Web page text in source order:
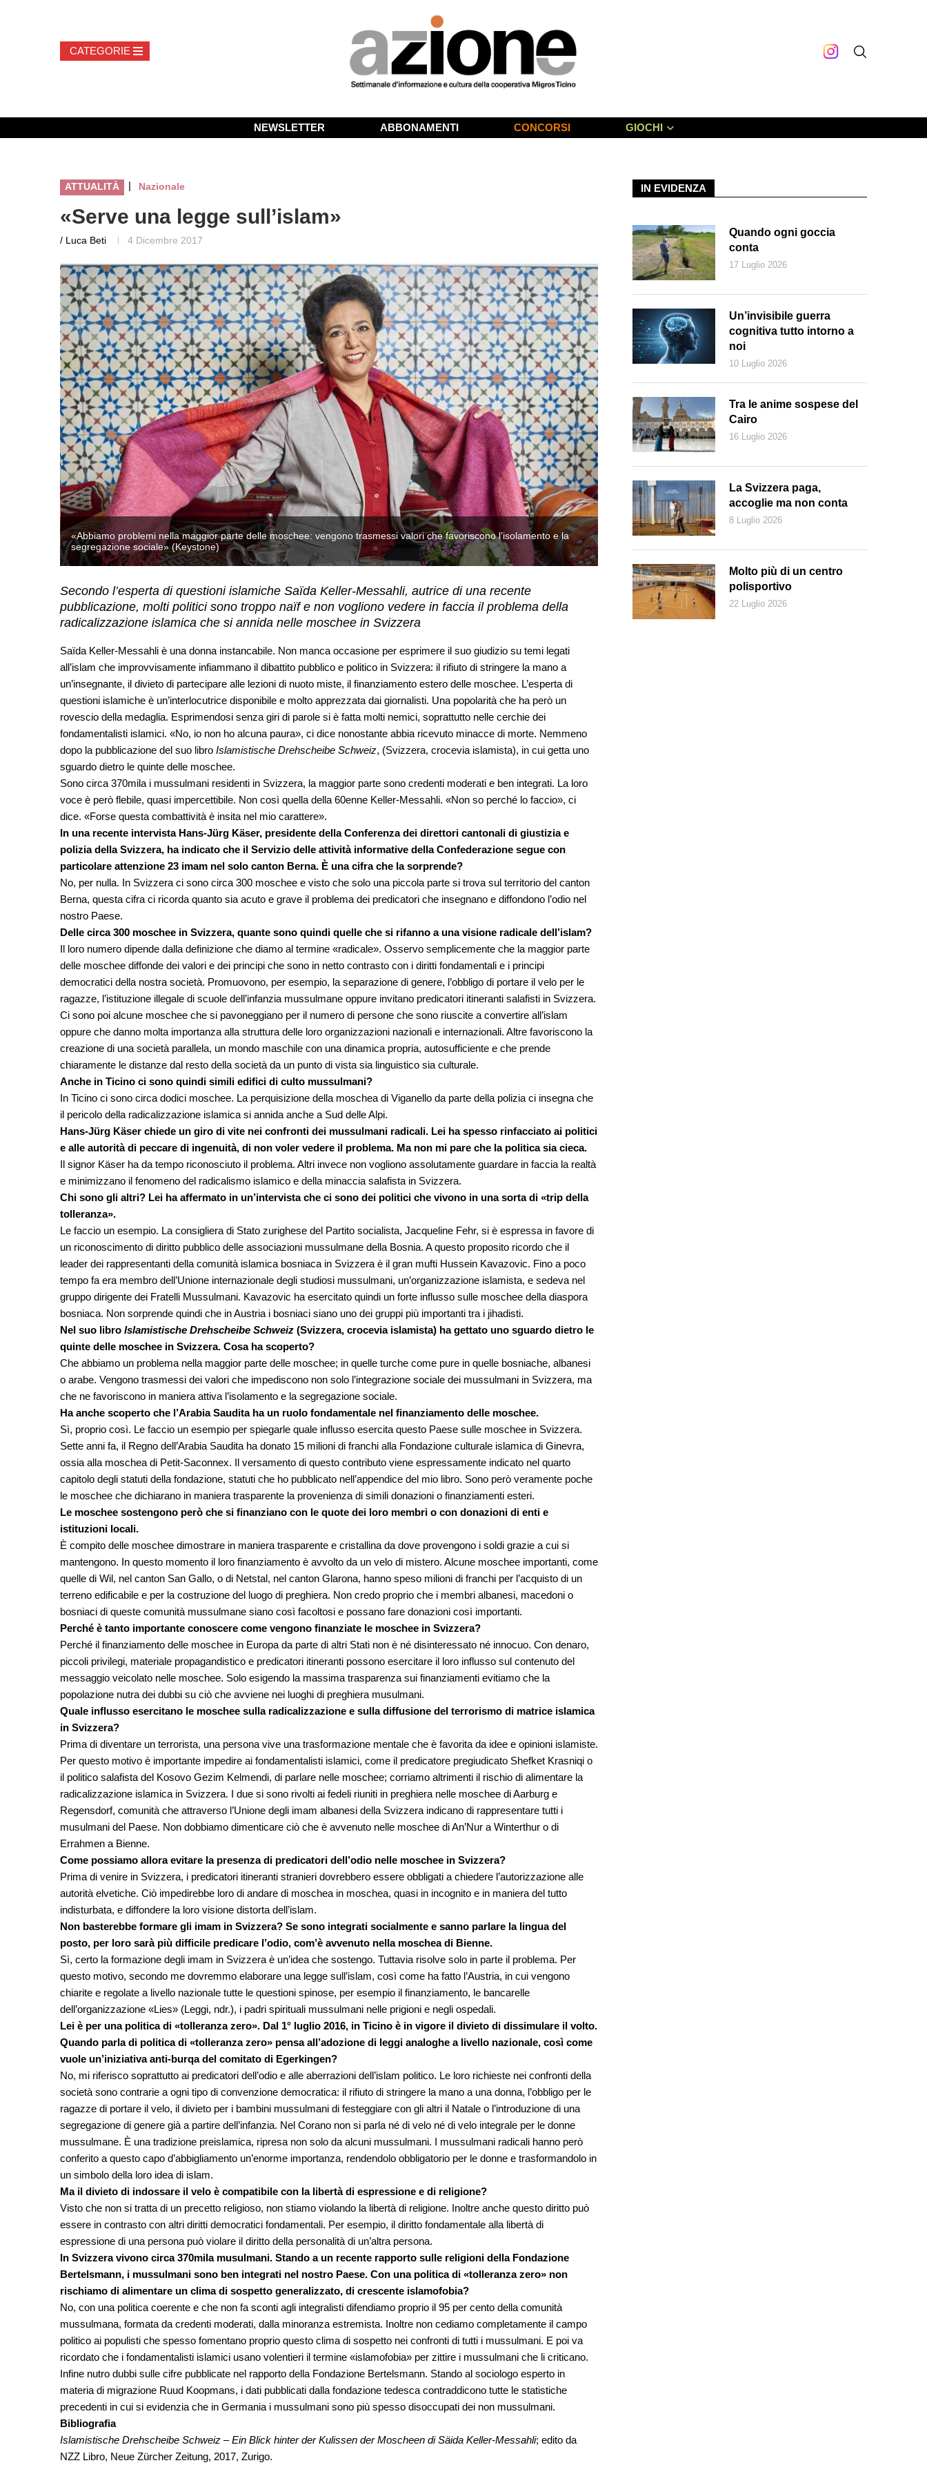
NEWSLETTER ABBONAMENTI CONCORSI GIOCHI
ATTUALITÀ | Nazionale
«Serve una legge sull’islam»
/ Luca Beti 4 Dicembre 2017
«Abbiamo problemi nella maggior parte delle moschee: vengono trasmessi valori che favoriscono l’isolamento e la
segregazione sociale» (Keystone)
«Abbiamo problemi nella maggior parte delle moschee: vengono
segregazione sociale» (Keystone)
Secondo l’esperta di questioni islamiche Saïda Keller-Messahli, autrice di una recente
pubblicazione, molti politici sono troppo naïf e non vogliono vedere in faccia il problema della
radicalizzazione islamica che si annida nelle moschee in Svizzera
Saïda Keller-Messahli è una donna instancabile. Non manca occasione per esprimere il suo giudizio su temi legati
all’islam che improvvisamente infiammano il dibattito pubblico e politico in Svizzera: il rifiuto di stringere la mano a
un’insegnante, il divieto di partecipare alle lezioni di nuoto miste, il finanziamento estero delle moschee. L’esperta di
questioni islamiche è un’interlocutrice disponibile e molto apprezzata dai giornalisti. Una popolarità che ha però un
rovescio della medaglia. Esprimendosi senza giri di parole si è fatta molti nemici, soprattutto nelle cerchie dei
fondamentalisti islamici. «No, io non ho alcuna paura», ci dice nonostante abbia ricevuto minacce di morte. Nemmeno
dopo la pubblicazione del suo libro Islamistische Drehscheibe Schweiz, (Svizzera, crocevia islamista), in cui getta uno
sguardo dietro le quinte delle moschee.
Sono circa 370mila i mussulmani residenti in Svizzera, la maggior parte sono credenti moderati e ben integrati. La loro
voce è però flebile, quasi impercettibile. Non così quella della 60enne Keller-Messahli. «Non so perché lo faccio», ci
dice. «Forse questa combattività è insita nel mio carattere».
In una recente intervista Hans-Jürg Käser, presidente della Conferenza dei direttori cantonali di giustizia e
polizia della Svizzera, ha indicato che il Servizio delle attività informative della Confederazione segue con
particolare attenzione 23 imam nel solo canton Berna. È una cifra che la sorprende?
No, per nulla. In Svizzera ci sono circa 300 moschee e visto che solo una piccola parte si trova sul territorio del canton
Berna, questa cifra ci ricorda quanto sia acuto e grave il problema dei predicatori che insegnano e diffondono l’odio nel
nostro Paese.
Delle circa 300 moschee in Svizzera, quante sono quindi quelle che si rifanno a una visione radicale dell’islam?
Il loro numero dipende dalla definizione che diamo al termine «radicale». Osservo semplicemente che la maggior parte
delle moschee diffonde dei valori e dei principi che sono in netto contrasto con i diritti fondamentali e i principi
democratici della nostra società. Promuovono, per esempio, la separazione di genere, l’obbligo di portare il velo per le
ragazze, l’istituzione illegale di scuole dell’infanzia mussulmane oppure invitano predicatori itineranti salafisti in Svizzera.
Ci sono poi alcune moschee che si pavoneggiano per il numero di persone che sono riuscite a convertire all’islam
oppure che danno molta importanza alla struttura delle loro organizzazioni nazionali e internazionali. Altre favoriscono la
creazione di una società parallela, un mondo maschile con una dinamica propria, autosufficiente e che prende
chiaramente le distanze dal resto della società da un punto di vista sia linguistico sia culturale.
Anche in Ticino ci sono quindi simili edifici di culto mussulmani?
In Ticino ci sono circa dodici moschee. La perquisizione della moschea di Viganello da parte della polizia ci insegna che
il pericolo della radicalizzazione islamica si annida anche a Sud delle Alpi.
Hans-Jürg Käser chiede un giro di vite nei confronti dei mussulmani radicali. Lei ha spesso rinfacciato ai politici
e alle autorità di peccare di ingenuità, di non voler vedere il problema. Ma non mi pare che la politica sia cieca.
Il signor Käser ha da tempo riconosciuto il problema. Altri invece non vogliono assolutamente guardare in faccia la realtà
e minimizzano il fenomeno del radicalismo islamico e della minaccia salafista in Svizzera.
Chi sono gli altri? Lei ha affermato in un’intervista che ci sono dei politici che vivono in una sorta di «trip della
tolleranza».
Le faccio un esempio. La consigliera di Stato zurighese del Partito socialista, Jacqueline Fehr, si è espressa in favore di
un riconoscimento di diritto pubblico delle associazioni mussulmane della Bosnia. A questo proposito ricordo che il
leader dei rappresentanti della comunità islamica bosniaca in Svizzera è il gran mufti Hussein Kavazovic. Fino a poco
tempo fa era membro dell’Unione internazionale degli studiosi mussulmani, un’organizzazione islamista, e sedeva nel
gruppo dirigente dei Fratelli Mussulmani. Kavazovic ha esercitato quindi un forte influsso sulle moschee della diaspora
bosniaca. Non sorprende quindi che in Austria i bosniaci siano uno dei gruppi più importanti tra i jihadisti.
Nel suo libro Islamistische Drehscheibe Schweiz (Svizzera, crocevia islamista) ha gettato uno sguardo dietro le
quinte delle moschee in Svizzera. Cosa ha scoperto?
Che abbiamo un problema nella maggior parte delle moschee; in quelle turche come pure in quelle bosniache, albanesi
o arabe. Vengono trasmessi dei valori che impediscono non solo l’integrazione sociale dei mussulmani in Svizzera, ma
che ne favoriscono in maniera attiva l’isolamento e la segregazione sociale.
Ha anche scoperto che l’Arabia Saudita ha un ruolo fondamentale nel finanziamento delle moschee.
Sì, proprio così. Le faccio un esempio per spiegarle quale influsso esercita questo Paese sulle moschee in Svizzera.
Sette anni fa, il Regno dell’Arabia Saudita ha donato 15 milioni di franchi alla Fondazione culturale islamica di Ginevra,
ossia alla moschea di Petit-Saconnex. Il versamento di questo contributo viene espressamente indicato nel quarto
capitolo degli statuti della fondazione, statuti che ho pubblicato nell’appendice del mio libro. Sono però veramente poche
le moschee che dichiarano in maniera trasparente la provenienza di simili donazioni o finanziamenti esteri.
Le moschee sostengono però che si finanziano con le quote dei loro membri o con donazioni di enti e
istituzioni locali.
È compito delle moschee dimostrare in maniera trasparente e cristallina da dove provengono i soldi grazie a cui si
mantengono. In questo momento il loro finanziamento è avvolto da un velo di mistero. Alcune moschee importanti, come
quelle di Wil, nel canton San Gallo, o di Netstal, nel canton Glarona, hanno speso milioni di franchi per l’acquisto di un
terreno edificabile e per la costruzione del luogo di preghiera. Non credo proprio che i membri albanesi, macedoni o
bosniaci di queste comunità mussulmane siano così facoltosi e possano fare donazioni così importanti.
Perché è tanto importante conoscere come vengono finanziate le moschee in Svizzera?
Perché il finanziamento delle moschee in Europa da parte di altri Stati non è né disinteressato né innocuo. Con denaro,
piccoli privilegi, materiale propagandistico e predicatori itineranti possono esercitare il loro influsso sul contenuto del
messaggio veicolato nelle moschee. Solo esigendo la massima trasparenza sui finanziamenti evitiamo che la
popolazione nutra dei dubbi su ciò che avviene nei luoghi di preghiera musulmani.
Quale influsso esercitano le moschee sulla radicalizzazione e sulla diffusione del terrorismo di matrice islamica
in Svizzera?
Prima di diventare un terrorista, una persona vive una trasformazione mentale che è favorita da idee e opinioni islamiste.
Per questo motivo è importante impedire ai fondamentalisti islamici, come il predicatore pregiudicato Shefket Krasniqi o
il politico salafista del Kosovo Gezim Kelmendi, di parlare nelle moschee; corriamo altrimenti il rischio di alimentare la
radicalizzazione islamica in Svizzera. I due si sono rivolti ai fedeli riuniti in preghiera nelle moschee di Aarburg e
Regensdorf, comunità che attraverso l’Unione degli imam albanesi della Svizzera indicano di rappresentare tutti i
musulmani del Paese. Non dobbiamo dimenticare ciò che è avvenuto nelle moschee di An’Nur a Winterthur o di
Errahmen a Bienne.
Come possiamo allora evitare la presenza di predicatori dell’odio nelle moschee in Svizzera?
Prima di venire in Svizzera, i predicatori itineranti stranieri dovrebbero essere obbligati a chiedere l’autorizzazione alle
autorità elvetiche. Ciò impedirebbe loro di andare di moschea in moschea, quasi in incognito e in maniera del tutto
indisturbata, e diffondere la loro visione distorta dell’islam.
Non basterebbe formare gli imam in Svizzera? Se sono integrati socialmente e sanno parlare la lingua del
posto, per loro sarà più difficile predicare l’odio, com’è avvenuto nella moschea di Bienne.
Sì, certo la formazione degli imam in Svizzera è un’idea che sostengo. Tuttavia risolve solo in parte il problema. Per
questo motivo, secondo me dovremmo elaborare una legge sull’islam, così come ha fatto l’Austria, in cui vengono
chiarite e regolate a livello nazionale tutte le questioni spinose, per esempio il finanziamento, le bancarelle
dell’organizzazione «Lies» (Leggi, ndr.), i padri spirituali mussulmani nelle prigioni e negli ospedali.
Lei è per una politica di «tolleranza zero». Dal 1° luglio 2016, in Ticino è in vigore il divieto di dissimulare il volto.
Quando parla di politica di «tolleranza zero» pensa all’adozione di leggi analoghe a livello nazionale, così come
vuole un’iniziativa anti-burqa del comitato di Egerkingen?
No, mi riferisco soprattutto ai predicatori dell’odio e alle aberrazioni dell’islam politico. Le loro richieste nei confronti della
società sono contrarie a ogni tipo di convenzione democratica: il rifiuto di stringere la mano a una donna, l’obbligo per le
ragazze di portare il velo, il divieto per i bambini mussulmani di festeggiare con gli altri il Natale o l’introduzione di una
segregazione di genere già a partire dell’infanzia. Nel Corano non si parla né di velo né di velo integrale per le donne
mussulmane. È una tradizione preislamica, ripresa non solo da alcuni mussulmani. I mussulmani radicali hanno però
conferito a questo capo d’abbigliamento un’enorme importanza, rendendolo obbligatorio per le donne e trasformandolo in
un simbolo della loro idea di islam.
Ma il divieto di indossare il velo è compatibile con la libertà di espressione e di religione?
Visto che non si tratta di un precetto religioso, non stiamo violando la libertà di religione. Inoltre anche questo diritto può
essere in contrasto con altri diritti democratici fondamentali. Per esempio, il diritto fondamentale alla libertà di
espressione di una persona può violare il diritto della personalità di un’altra persona.
In Svizzera vivono circa 370mila musulmani. Stando a un recente rapporto sulle religioni della Fondazione
Bertelsmann, i mussulmani sono ben integrati nel nostro Paese. Con una politica di «tolleranza zero» non
rischiamo di alimentare un clima di sospetto generalizzato, di crescente islamofobia?
No, con una politica coerente e che non fa sconti agli integralisti difendiamo proprio il 95 per cento della comunità
mussulmana, formata da credenti moderati, dalla minoranza estremista. Inoltre non cediamo completamente il campo
politico ai populisti che spesso fomentano proprio questo clima di sospetto nei confronti di tutti i mussulmani. E poi va
ricordato che i fondamentalisti islamici usano volentieri il termine «islamofobia» per zittire i mussulmani che li criticano.
Infine nutro dubbi sulle cifre pubblicate nel rapporto della Fondazione Bertelsmann. Stando al sociologo esperto in
materia di migrazione Ruud Koopmans, i dati pubblicati dalla fondazione tedesca contraddicono tutte le statistiche
precedenti in cui si evidenzia che in Germania i mussulmani sono più spesso disoccupati dei non mussulmani.
Bibliografia
Islamistische Drehscheibe Schweiz – Ein Blick hinter der Kulissen der Moscheen di Säida Keller-Messahli; edito da
NZZ Libro, Neue Zürcher Zeitung, 2017, Zurigo.
IN EVIDENZA
Quando ogni goccia
conta
17 Luglio 2026
Un’invisibile guerra
cognitiva tutto intorno a
noi
10 Luglio 2026
Tra le anime sospese del
Cairo
16 Luglio 2026
La Svizzera paga,
accoglie ma non conta
8 Luglio 2026
Molto più di un centro
polisportivo
22 Luglio 2026